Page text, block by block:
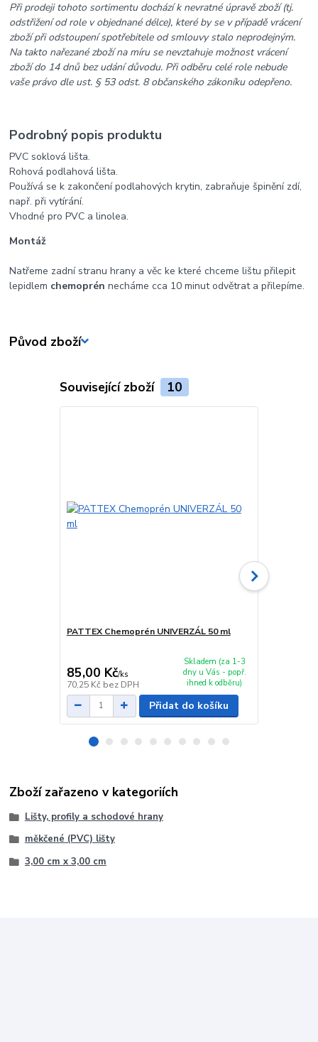
Při prodeji tohoto sortimentu dochází k nevratné úpravě zboží (tj.
odstřižení od role v objednané délce), které by se v případě vrácení
zboží při odstoupení spotřebitele od smlouvy stalo neprodejným.
Na takto nařezané zboží na míru se nevztahuje možnost vrácení
zboží do 14 dnů bez udání důvodu. Při odběru celé role nebude
vaše právo dle ust. § 53 odst. 8 občanského zákoníku odepřeno.
Podrobný popis produktu
PVC soklová lišta.
Rohová podlahová lišta.
Používá se k zakončení podlahových krytin, zabraňuje špinění zdí,
např. při vytírání.
Vhodné pro PVC a linolea.
Montáž
Natřeme zadní stranu hrany a věc ke které chceme lištu přilepit
lepidlem chemoprénnecháme cca 10 minut odvětrat a přilepíme.
Původ zboží
Související zboží 10
PATTEX Chemoprén UNIVERZÁL 50 ml
85,00 Kč/ks
70,25 Kč bez DPH
Skladem (za 1-3
dny u Vás - popř.
ihned k odběru)
Přidat do košíku
Zboží zařazeno v kategoriích
Lišty, profily a schodové hrany
měkčené (PVC) lišty
3,00 cm x 3,00 cm